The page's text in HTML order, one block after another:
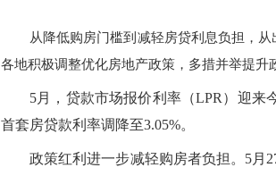
从降低购房门槛到减轻房贷利息负担，
各地积极调整优化房地产政策，多措并举提
5月，贷款市场报价利率（LPR）迎
首套房贷款利率调降至3.05%。
政策红利进一步减轻购房者负担。5月